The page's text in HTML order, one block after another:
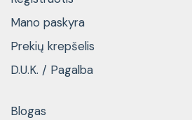
Mano paskyra
Prekių krepšelis
D.U.K. / Pagalba
Blogas